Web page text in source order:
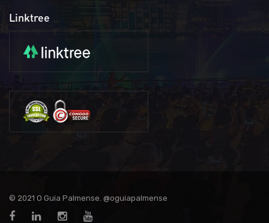
Linktree
© 2021 O Guia Palmense. @oguiapalmense